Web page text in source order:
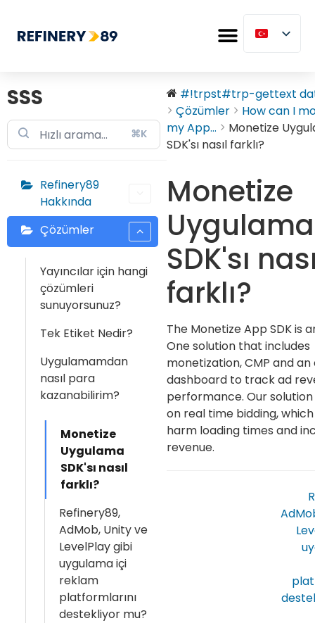
SSS
⌘K
Refinery89
Hakkında
Çözümler
Yayıncılar için hangi
çözümleri
sunuyorsunuz?
Tek Etiket Nedir?
Uygulamamdan
nasıl para
kazanabilirim?
Monetize
Uygulama
SDK'sı nasıl
farklı?
Refinery89,
AdMob, Unity ve
LevelPlay gibi
uygulama içi
reklam
platformlarını
destekliyor mu?
#!trpst#trp-gettext
Çözümler
How can I
my App...
Monetize
SDK'sı nasıl farklı?
Monetize
Uygulama
SDK'sı
farklı?
The Monetize App SDK is
One solution that includes
monetization, CMP and
dashboard to track ad
performance. Our solution
on real time bidding,
harm loading times and
revenue.